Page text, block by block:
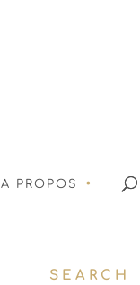
A PROPOS
SEARCH